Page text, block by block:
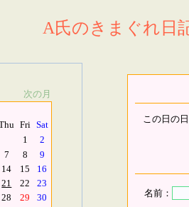
A氏のきまぐれ日
次の月
Fri Sat
1
2
7 8
9
14 15
16
21 22
23
28 29 30
この日の
名前：